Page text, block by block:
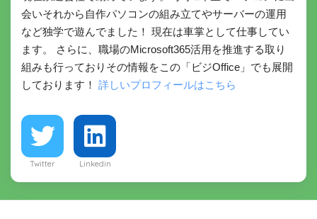
会いそれから自作パソコンの組み立てやサーバーの運用
など独学で遊んでました！ 現在は車掌として仕事してい
ます。 さらに、職場のMicrosoft365活用を推進する取り
組みも行っておりその情報をこの「ビジOffice」でも展開
しております！ 詳しいプロフィールはこちら
Twitter Linkedin